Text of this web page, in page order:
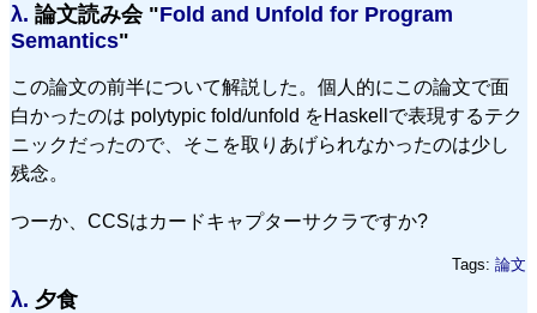
λ. 論文読み会 "Fold and Unfold for Program
Semantics"
この論文の前半について解説した。個人的にこの論文で面
白かったのは polytypic fold/unfold をHaskellで表現するテク
ニックだったので、そこを取りあげられなかったのは少し
残念。
つーか、CCSはカードキャプターサクラですか?
Tags: 論文
λ. 夕食